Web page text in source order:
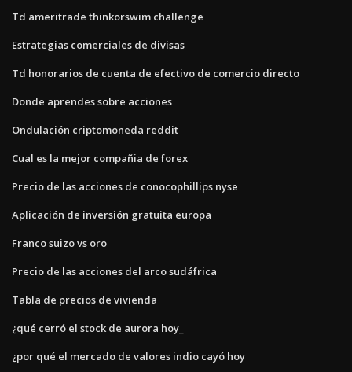
Td ameritrade thinkorswim challenge
Estrategias comerciales de divisas
Td honorarios de cuenta de efectivo de comercio directo
Donde aprendes sobre acciones
Ondulación criptomoneda reddit
Cual es la mejor compañia de forex
Precio de las acciones de conocophillips nyse
Aplicación de inversión gratuita europa
Franco suizo vs oro
Precio de las acciones del arco sudáfrica
Tabla de precios de vivienda
¿qué cerró el stock de aurora hoy_
¿por qué el mercado de valores indio cayó hoy